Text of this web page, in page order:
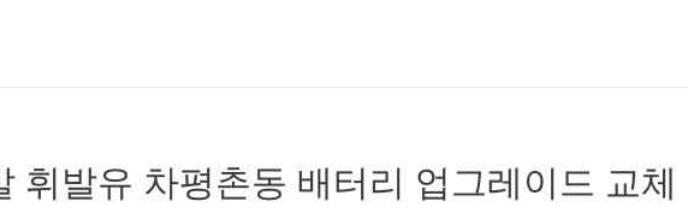
휘발유 차평촌동 배터리 업그레이드 교체